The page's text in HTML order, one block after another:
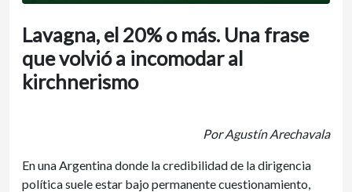
Lavagna, el 20% o más. Una frase
que volvió a incomodar al
kirchnerismo
Por Agustín Arechavala
En una Argentina donde la credibilidad de la dirigencia
política suele estar bajo permanente cuestionamiento,